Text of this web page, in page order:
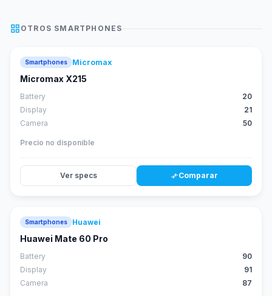
grid_view OTROS SMARTPHONES
Smartphones Micromax
Micromax X215
Battery
20
Display
21
Camera
50
Precio no disponible
Ver specs compare_arrowsComparar
Smartphones Huawei
Huawei Mate 60 Pro
Battery
90
Display
91
Camera
87